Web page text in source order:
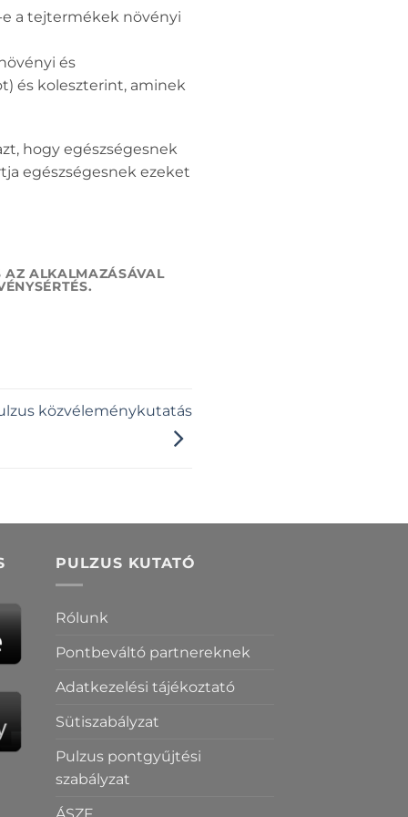
a tejtermékek növényi
és
és koleszterint, aminek
hogy egészségesnek
egészségesnek ezeket
AZ ALKALMAZÁSÁVAL
közvéleménykutatás
PULZUS KUTATÓ
Rólunk
Pontbeváltó partnereknek
Adatkezelési tájékoztató
Sütiszabályzat
Pulzus pontgyűjtési
szabályzat